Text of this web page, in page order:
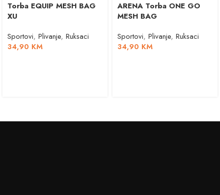
Torba EQUIP MESH BAG
XU
Sportovi, Plivanje, Ruksaci
34,90 KM
ARENA Torba ONE GO
MESH BAG
Sportovi, Plivanje, Ruksaci
34,90 KM